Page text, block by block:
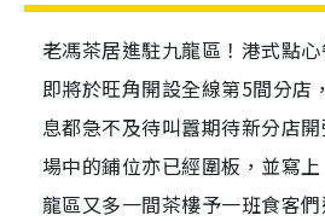
老馮茶居進駐九龍區！港式點心
即將於旺角開設全線第5間分店
息都急不及待叫囂期待新分店
場中的鋪位亦已經圍板，並寫
龍區又多一間茶樓予一班食客